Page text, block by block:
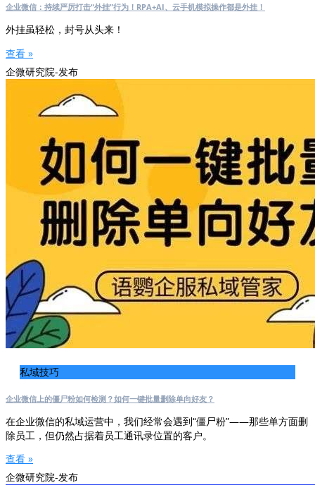
企业微信：持续严厉打击“外挂”行为！RPA+AI、云手机模拟操作都是外挂！
外挂虽轻松，封号从头来！
查看 »
企微研究院-发布
私域技巧
企业微信上的僵尸粉如何检测？如何一键批量删除单向好友？
在企业微信的私域运营中，我们经常会遇到“僵尸粉”——那些单方面删
除员工，但仍然占据着员工通讯录位置的客户。
查看 »
企微研究院-发布